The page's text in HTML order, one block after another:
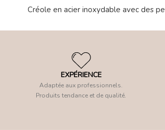
Créole en acier inoxydable avec des
EXPÉRIENCE
Adaptée aux professionnels.
Produits tendance et de qualité.